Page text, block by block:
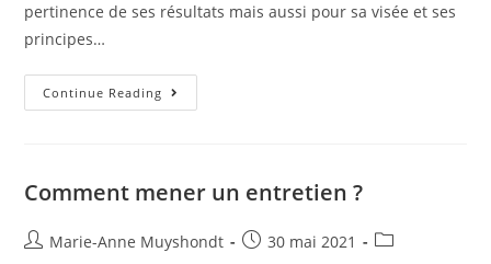
pertinence de ses résultats mais aussi pour sa visée et ses
principes…
Continue Reading
Comment mener un entretien ?
Marie-Anne Muyshondt 30 mai 2021